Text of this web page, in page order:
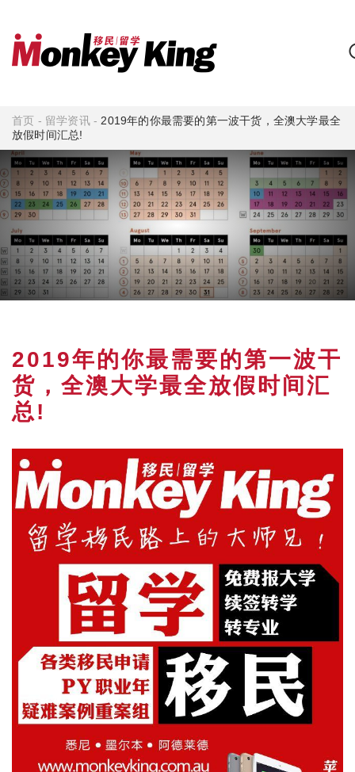
首页 - 留学资讯- 2019年的你最需要的第一波干货，全澳大学最全
放假时间汇总!
2019年的你最需要的第一波干
货，全澳大学最全放假时间汇
总!